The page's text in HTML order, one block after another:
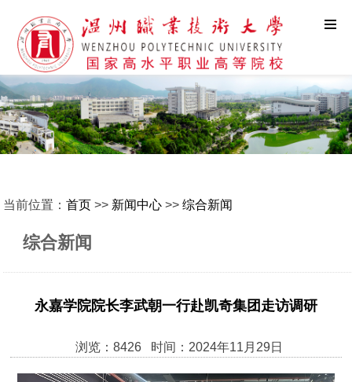
当前位置：首页 >> 新闻中心 >>综合新闻
综合新闻
永嘉学院院长李武朝一行赴凯奇集团走访调研
浏览：8426 时间：2024年11月29日